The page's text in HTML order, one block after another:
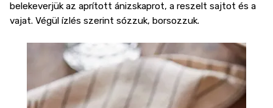
belekeverjük az aprított ánizskaprot, a reszelt sajtot és a
vajat. Végül ízlés szerint sózzuk, borsozzuk.